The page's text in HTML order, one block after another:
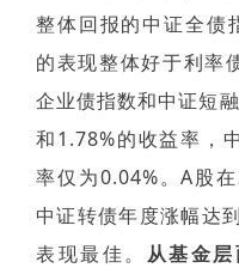
整体回报的中证全债
的表现整体好于利率
企业债指数和中证短
和1.78%的收益率，
率仅为0.04%。A股
中证转债年度涨幅达
表现最佳。 从基金